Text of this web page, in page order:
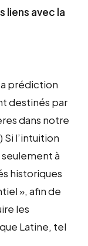
liens avec la
prédiction
destinés par
dans notre
Si l’intuition
à
historiques
», afin de
les
Latine, tel